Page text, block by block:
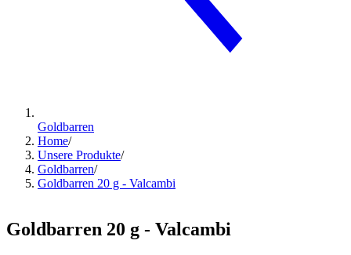
Goldbarren
Home/
Unsere Produkte/
Goldbarren/
Goldbarren 20 g - Valcambi
Goldbarren 20 g - Valcambi